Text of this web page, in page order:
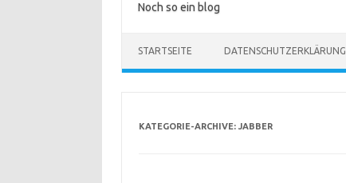
Noch so ein blog
STARTSEITE DATENSCHUTZERKLÄRUNG
KATEGORIE-ARCHIVE: JABBER